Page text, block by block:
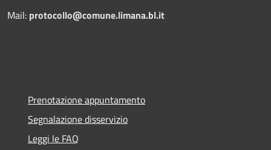
Mail: protocollo@comune.limana.bl.it
Prenotazione appuntamento
Segnalazione disservizio
Leggi le FAQ